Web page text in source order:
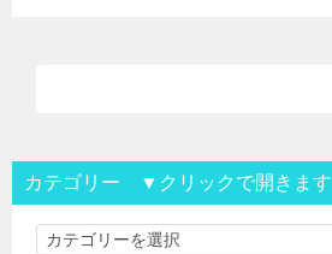
カテゴリー ▼クリックで開きます
カ